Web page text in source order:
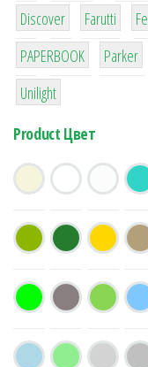
64
Discover
299
Farutti
8
PAPERBOOK
6
Parker
1
Unilight
Product Цвет